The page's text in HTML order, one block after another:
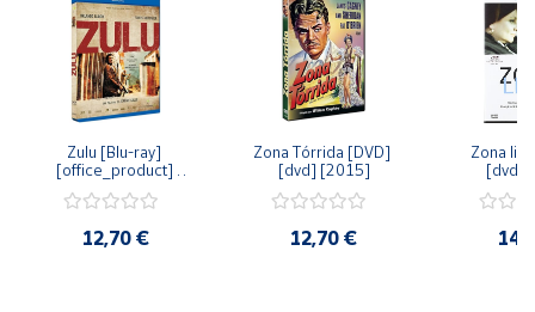
Zulu [Blu-ray]
[office_product]
12,70 €
Zona Tórrida [DVD]
[dvd] [2015]
12,70 €
Zona
[dvd]